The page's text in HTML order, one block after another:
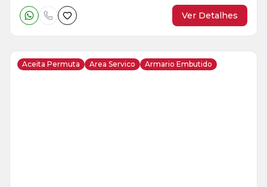
Ver Detalhes
Aceita Permuta Area Servico Armario Embutido